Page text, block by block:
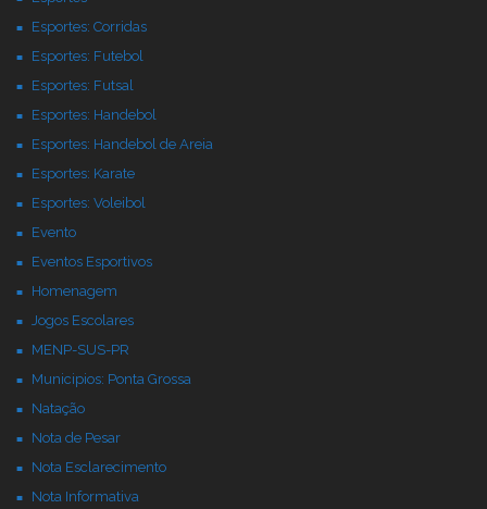
Esportes: Corridas
Esportes: Futebol
Esportes: Futsal
Esportes: Handebol
Esportes: Handebol de Areia
Esportes: Karate
Esportes: Voleibol
Evento
Eventos Esportivos
Homenagem
Jogos Escolares
MENP-SUS-PR
Municipios: Ponta Grossa
Natação
Nota de Pesar
Nota Esclarecimento
Nota Informativa